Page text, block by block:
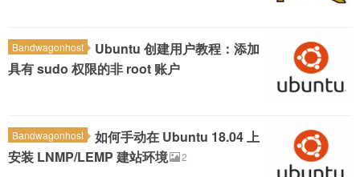
Bandwagonhost
Ubuntu 创建用户教程：添加
具有 sudo 权限的非 root 账户
Bandwagonhost
如何手动在 Ubuntu 18.04 上
安装 LNMP/LEMP 建站环境
2